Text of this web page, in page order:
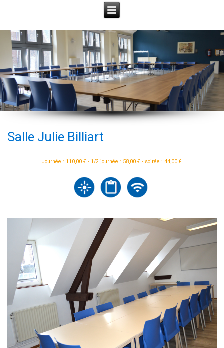
Salle Julie Billiart
Journée : 110,00 € - 1/2 journée : 58,00 € - soirée : 44,00 €